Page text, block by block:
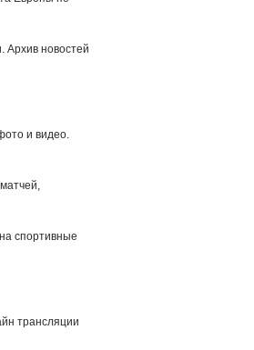
Архив новостей
и видео.
спортивные
трансляции